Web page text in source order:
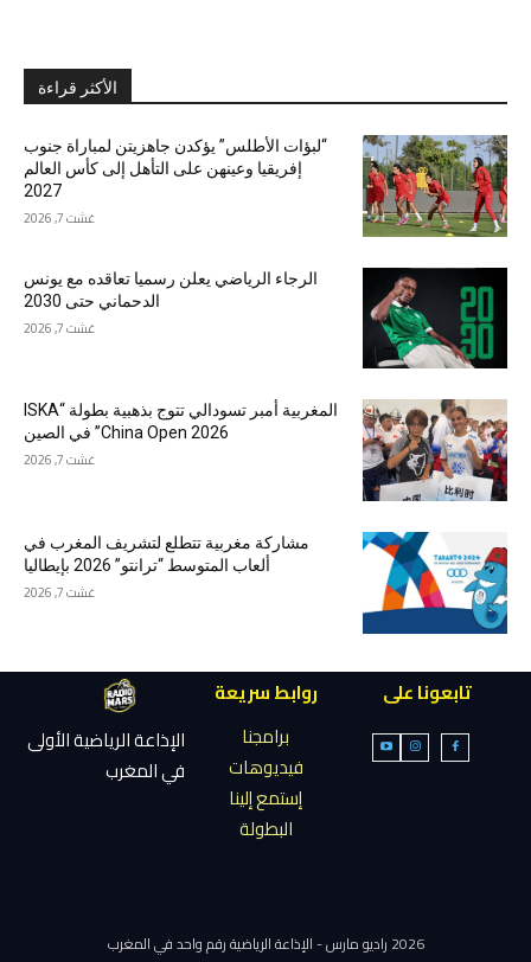
الأكثر قراءة
“لبؤات الأطلس” يؤكدن جاهزيتن لمباراة جنوب
إفريقيا وعينهن على التأهل إلى كأس العالم
2027
غشت 7, 2026
الرجاء الرياضي يعلن رسميا تعاقده مع يونس
الدحماني حتى 2030
غشت 7, 2026
المغربية أمبر تسودالي تتوج بذهبية بطولة “ISKA
China Open 2026” في الصين
غشت 7, 2026
مشاركة مغربية تتطلع لتشريف المغرب في
ألعاب المتوسط “ترانتو” 2026 بإيطاليا
غشت 7, 2026
تابعونا على
روابط سريعة
برامجنا
فيديوهات
إستمع إلينا
البطولة
الإذاعة الرياضية الأولى
في المغرب
2026 راديو مارس - الإذاعة الرياضية رقم واحد في المغرب